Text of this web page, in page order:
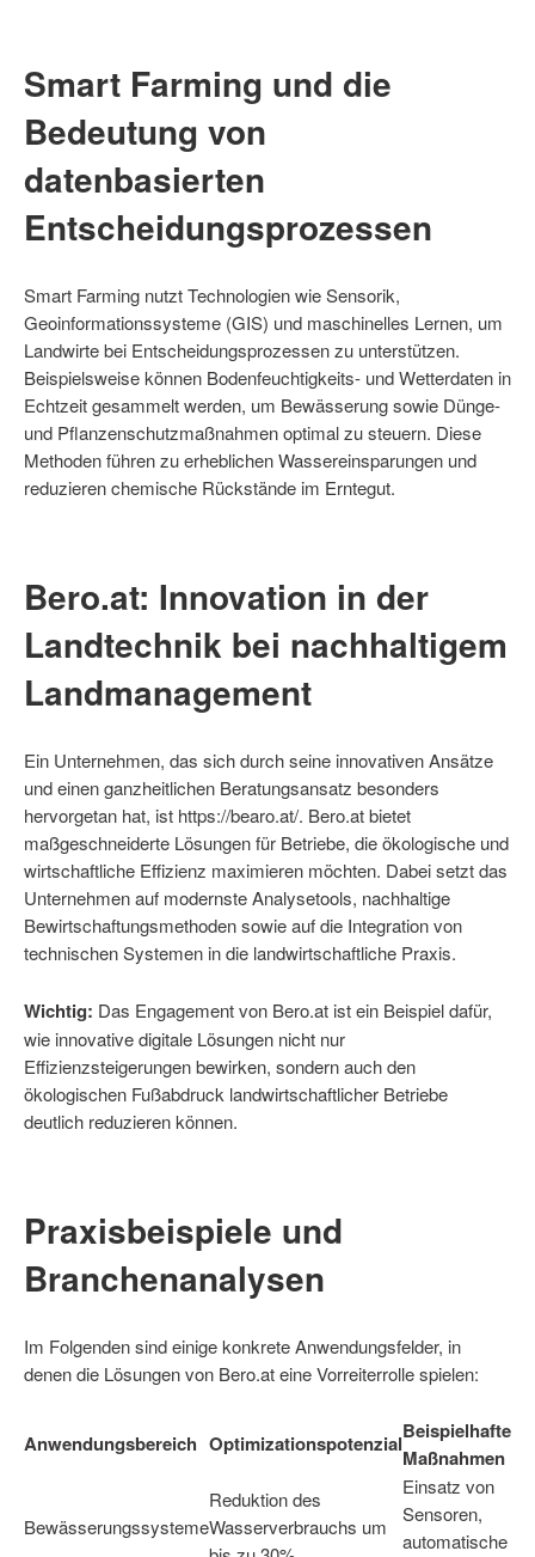
Smart Farming und die
Bedeutung von
datenbasierten
Entscheidungsprozessen
Smart Farming nutzt Technologien wie Sensorik,
Geoinformationssysteme (GIS) und maschinelles Lernen, um
Landwirte bei Entscheidungsprozessen zu unterstützen.
Beispielsweise können Bodenfeuchtigkeits- und Wetterdaten in
Echtzeit gesammelt werden, um Bewässerung sowie Dünge-
und Pflanzenschutzmaßnahmen optimal zu steuern. Diese
Methoden führen zu erheblichen Wassereinsparungen und
reduzieren chemische Rückstände im Erntegut.
Bero.at: Innovation in der
Landtechnik bei nachhaltigem
Landmanagement
Ein Unternehmen, das sich durch seine innovativen Ansätze
und einen ganzheitlichen Beratungsansatz besonders
hervorgetan hat, ist https://bearo.at/. Bero.at bietet
maßgeschneiderte Lösungen für Betriebe, die ökologische und
wirtschaftliche Effizienz maximieren möchten. Dabei setzt das
Unternehmen auf modernste Analysetools, nachhaltige
Bewirtschaftungsmethoden sowie auf die Integration von
technischen Systemen in die landwirtschaftliche Praxis.
Wichtig: Das Engagement von Bero.at ist ein Beispiel dafür,
wie innovative digitale Lösungen nicht nur
Effizienzsteigerungen bewirken, sondern auch den
ökologischen Fußabdruck landwirtschaftlicher Betriebe
deutlich reduzieren können.
Praxisbeispiele und
Branchenanalysen
Im Folgenden sind einige konkrete Anwendungsfelder, in
denen die Lösungen von Bero.at eine Vorreiterrolle spielen:
Anwendungsbereich OptimizationspotenzialBeispielhafte
Maßnahmen
Bewässerungssysteme
Reduktion des
Wasserverbrauchs um
Einsatz von
Sensoren,
automatische